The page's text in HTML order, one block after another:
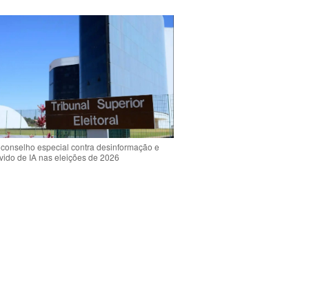
especial contra desinformação e
de IA nas eleições de 2026